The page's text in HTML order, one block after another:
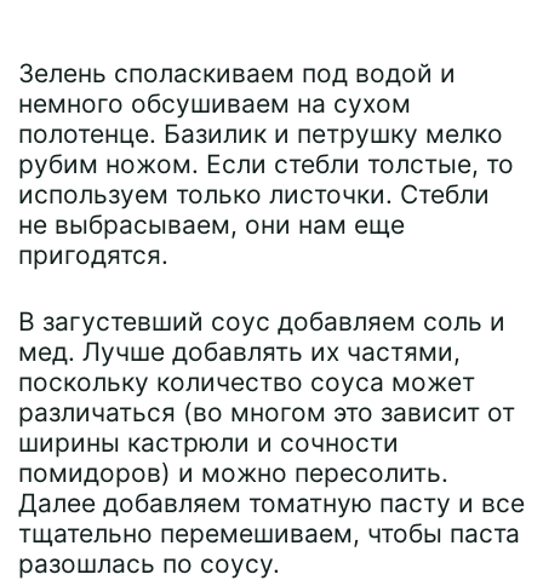
Зелень споласкиваем под водой и
немного обсушиваем на сухом
полотенце. Базилик и петрушку мелко
рубим ножом. Если стебли толстые, то
используем только листочки. Стебли
не выбрасываем, они нам еще
пригодятся.
В загустевший соус добавляем соль и
мед. Лучше добавлять их частями,
поскольку количество соуса может
различаться (во многом это зависит от
ширины кастрюли и сочности
помидоров) и можно пересолить.
Далее добавляем томатную пасту и все
тщательно перемешиваем, чтобы паста
разошлась по соусу.